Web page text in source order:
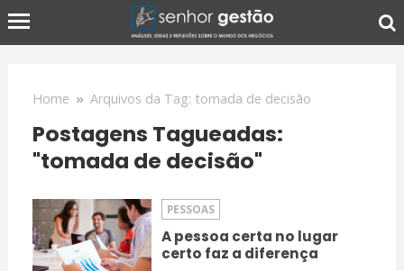
Home » Arquivos da Tag: tomada de decisão
Postagens Tagueadas:
"tomada de decisão"
PESSOAS
A pessoa certa no lugar
certo faz a diferença